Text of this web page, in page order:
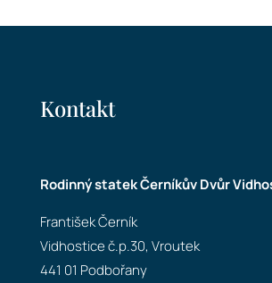
Kontakt
Rodinný statek Černíkův Dvůr
František Černík
Vidhostice č.p.30, Vroutek
441 01 Podbořany